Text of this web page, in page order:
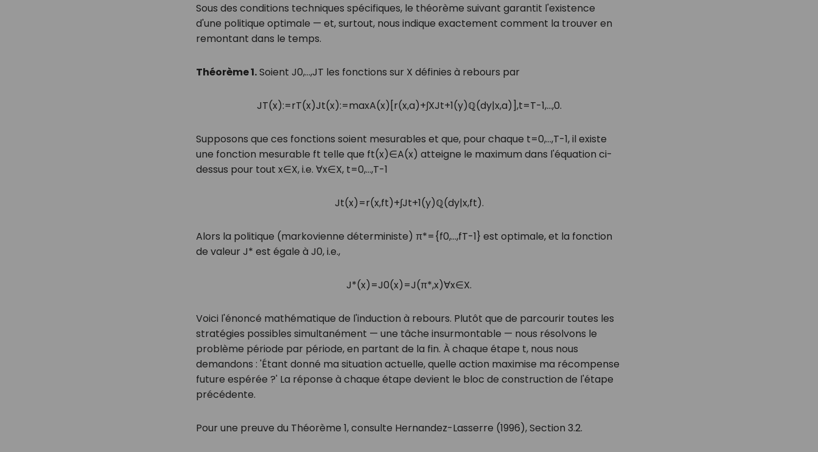
Sous des conditions techniques spécifiques, le théorème suivant garantit l'existence
d'une politique optimale — et, surtout, nous indique exactement comment la trouver en
remontant dans le temps.
Théorème 1.Soient J0,…,JT les fonctions sur X définies à rebours par
JT(x):=rT(x)Jt(x):=maxA(x) [r(x,a)+∫XJt+1(y)ℚ(dy|x,a)],t=T-1,…,0.
Supposons que ces fonctions soient mesurables et que, pour chaque t=0,…,T-1, il existe
une fonction mesurable ft telle que ft(x)∈A(x) atteigne le maximum dans l'équation ci-
dessus pour tout x∈X, i.e. ∀x∈X, t=0,…,T-1
Jt(x)=r(x,ft)+∫Jt+1(y)ℚ(dy|x,ft).
Alors la politique (markovienne déterministe) π*={f0,…,fT-1} est optimale, et la fonction
de valeur J* est égale à J0, i.e.,
J*(x)=J0(x)=J(π*,x)∀x∈X.
Voici l'énoncé mathématique de l'induction à rebours. Plutôt que de parcourir toutes les
stratégies possibles simultanément — une tâche insurmontable — nous résolvons le
problème période par période, en partant de la fin. À chaque étape t, nous nous
demandons : 'Étant donné ma situation actuelle, quelle action maximise ma récompense
future espérée ?' La réponse à chaque étape devient le bloc de construction de l'étape
précédente.
Pour une preuve du Théorème 1, consulte Hernandez-Lasserre (1996), Section 3.2.